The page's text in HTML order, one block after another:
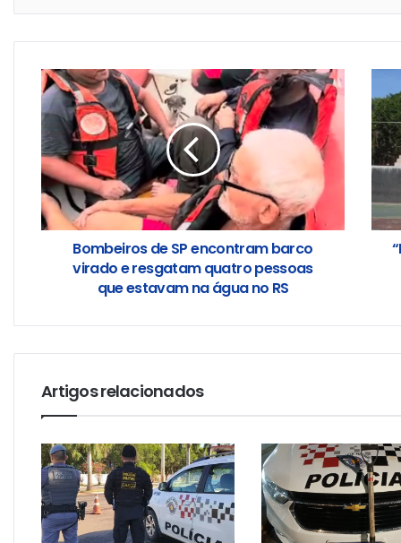
Bombeiros de SP encontram barco
virado e resgatam quatro pessoas
que estavam na água no RS
Artigos relacionados